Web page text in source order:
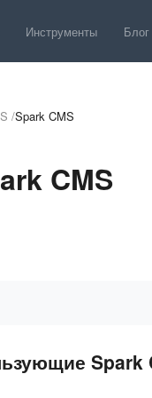
Инструменты Блог
/Spark CMS
CMS
Spark